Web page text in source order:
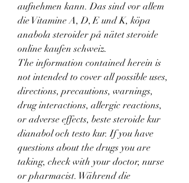
aufnehmen kann. Das sind vor allem
die Vitamine A, D, E und K, köpa
anabola steroider på nätet steroide
online kaufen schweiz.
The information contained herein is
not intended to cover all possible uses,
directions, precautions, warnings,
drug interactions, allergic reactions,
or adverse effects, beste steroide kur
dianabol och testo kur. If you have
questions about the drugs you are
taking, check with your doctor, nurse
or pharmacist. Während die